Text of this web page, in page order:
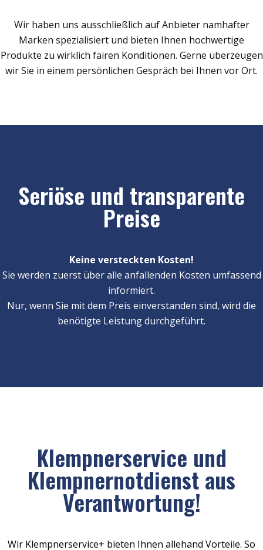
Wir haben uns ausschließlich auf Anbieter namhafter
Marken spezialisiert und bieten Ihnen hochwertige
Produkte zu wirklich fairen Konditionen. Gerne überzeugen
wir Sie in einem persönlichen Gespräch bei Ihnen vor Ort.
Seriöse und transparente
Preise
Keine versteckten Kosten!
Sie werden zuerst über alle anfallenden Kosten umfassend
informiert.
Nur, wenn Sie mit dem Preis einverstanden sind, wird die
benötigte Leistung durchgeführt.
Klempnerservice und
Klempnernotdienst aus
Verantwortung!
Wir Klempnerservice+ bieten Ihnen allehand Vorteile. So